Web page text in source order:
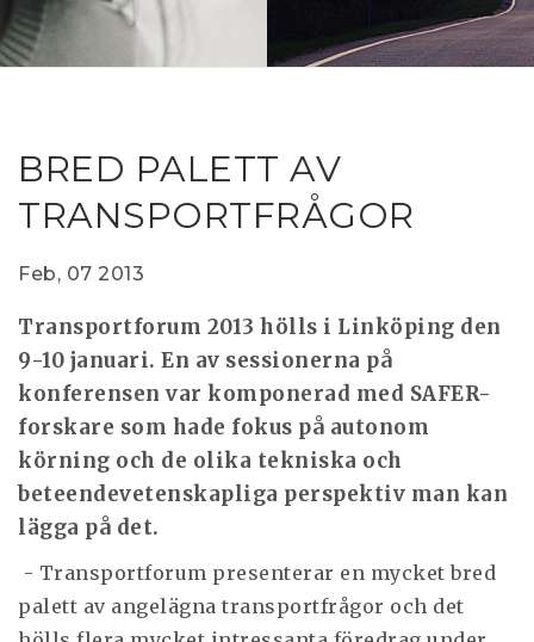
IDEA
SAFER
BRED PALETT AV
TRANSPORTFRÅGOR
Feb, 07 2013
Transportforum 2013 hölls i Linköping den
9-10 januari. En av sessionerna på
konferensen var komponerad med SAFER-
forskare som hade fokus på autonom
körning och de olika tekniska och
beteendevetenskapliga perspektiv man kan
lägga på det.
- Transportforum presenterar en mycket bred
palett av angelägna transportfrågor och det